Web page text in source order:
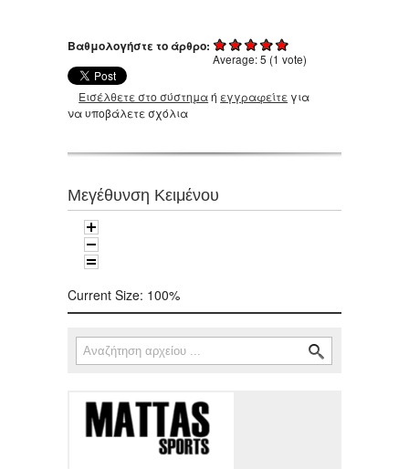
Βαθμολογήστε το άρθρο:
Average:5 (1 vote)
Εισέλθετε στο σύστημαή εγγραφείτε για
να υποβάλετε σχόλια
Μεγέθυνση Κειμένου
Current Size: 100%
Φόρμα αναζήτησης
Αναζήτηση